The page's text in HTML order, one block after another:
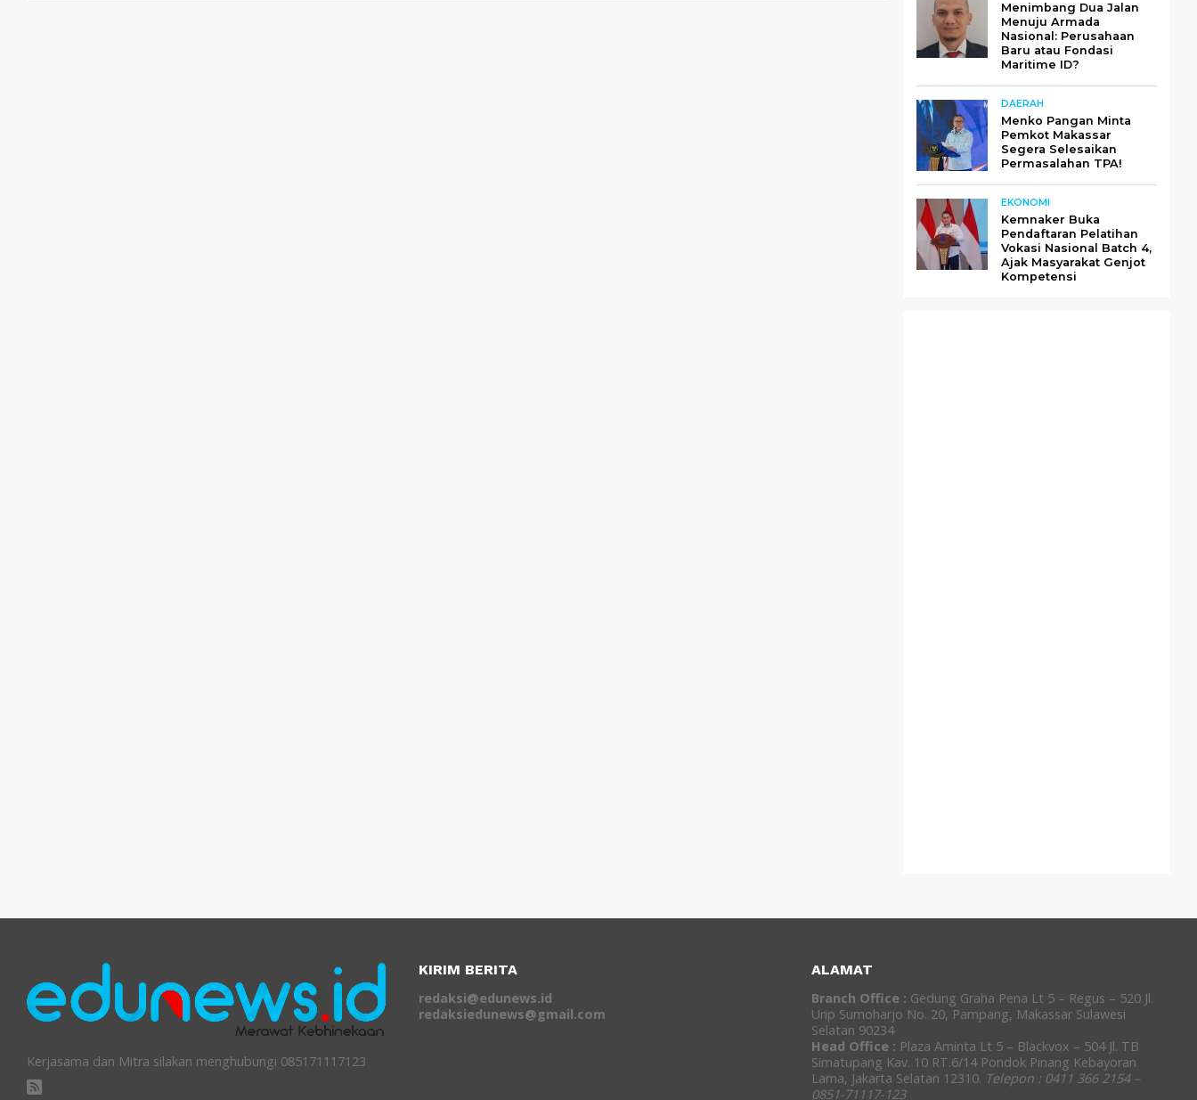
Menimbang Dua Jalan
Menuju Armada
Nasional: Perusahaan
Baru atau Fondasi
Maritime ID?
DAERAH
Menko Pangan Minta
Pemkot Makassar
Segera Selesaikan
Permasalahan TPA!
EKONOMI
Kemnaker Buka
Pendaftaran Pelatihan
Vokasi Nasional Batch 4,
Ajak Masyarakat Genjot
Kompetensi
Kerjasama dan Mitra silakan menghubungi 085171117123
KIRIM BERITA
redaksi@edunews.id
redaksiedunews@gmail.com
ALAMAT
Branch Office : Gedung Graha Pena Lt 5 – Regus – 520 Jl.
Urip Sumoharjo No. 20, Pampang, Makassar Sulawesi
Selatan 90234
Head Office : Plaza Aminta Lt 5 – Blackvox – 504 Jl. TB
Simatupang Kav. 10 RT.6/14 Pondok Pinang Kebayoran
Lama, Jakarta Selatan 12310. Telepon : 0411 366 2154 –
0851-71117-123